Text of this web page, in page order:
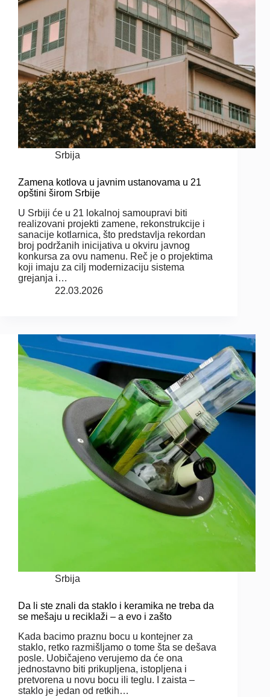
Srbija
Zamena kotlova u javnim ustanovama u 21
opštini širom Srbije
U Srbiji će u 21 lokalnoj samoupravi biti
realizovani projekti zamene, rekonstrukcije i
sanacije kotlarnica, što predstavlja rekordan
broj podržanih inicijativa u okviru javnog
konkursa za ovu namenu. Reč je o projektima
koji imaju za cilj modernizaciju sistema
grejanja i…
22.03.2026
Srbija
Da li ste znali da staklo i keramika ne treba da
se mešaju u reciklaži – a evo i zašto
Kada bacimo praznu bocu u kontejner za
staklo, retko razmišljamo o tome šta se dešava
posle. Uobičajeno verujemo da će ona
jednostavno biti prikupljena, istopljena i
pretvorena u novu bocu ili teglu. I zaista –
staklo je jedan od retkih…